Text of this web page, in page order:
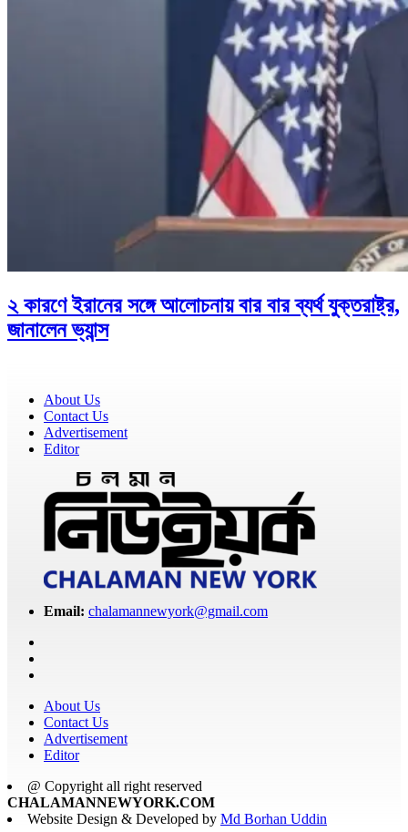
২ কারণে ইরানের সঙ্গে আলোচনায় বার বার ব্যর্থ যুক্তরাষ্ট্র,
জানালেন ভ্যান্স
About Us
Contact Us
Advertisement
Editor
Email: chalamannewyork@gmail.com
About Us
Contact Us
Advertisement
Editor
@ Copyright all right reserved
CHALAMANNEWYORK.COM
Website Design & Developed by Md Borhan Uddin